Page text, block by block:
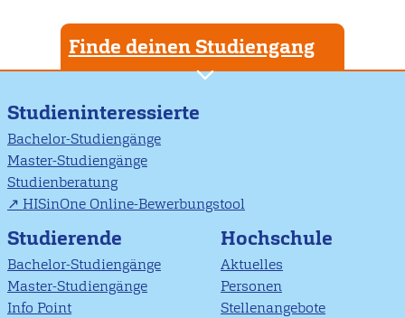
Finde deinen Studiengang
Studieninteressierte
Bachelor-Studiengänge
Master-Studiengänge
Studienberatung
HISinOne Online-Bewerbungstool
Studierende
Bachelor-Studiengänge
Master-Studiengänge
Info Point
Hochschule
Aktuelles
Personen
Stellenangebote